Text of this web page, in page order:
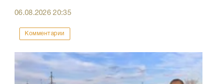
06.08.202620:35
Комментарии